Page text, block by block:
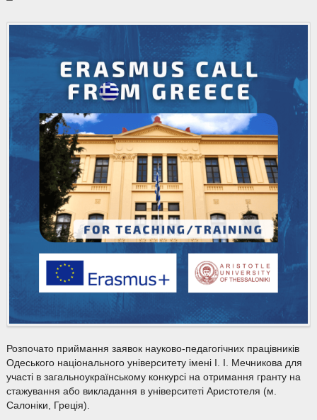
Розпочато приймання заявок науково-педагогічних працівників
Одеського національного університету імені І. І. Мечникова для
участі в загальноукраїнському конкурсі на отримання гранту на
стажування або викладання в університеті Аристотеля (м.
Салоніки, Греція).